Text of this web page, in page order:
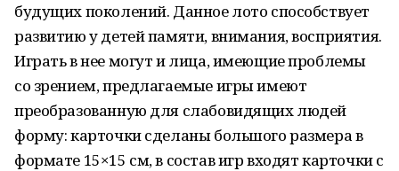
будущих поколений. Данное лото способствует
развитию у детей памяти, внимания, восприятия.
Играть в нее могут и лица, имеющие проблемы
со зрением, предлагаемые игры имеют
преобразованную для слабовидящих людей
форму: карточки сделаны большого размера в
формате 15×15 см, в состав игр входят карточки с